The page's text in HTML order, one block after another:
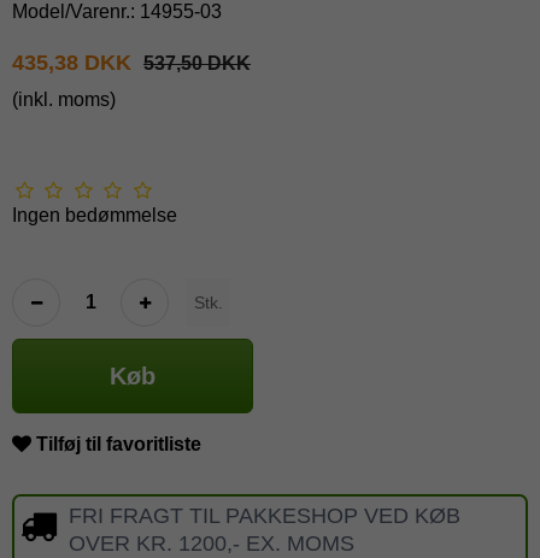
Model/Varenr.: 14955-03
435,38 DKK 537,50 DKK
(inkl. moms)
Ingen bedømmelse
Stk.
Køb
Tilføj til favoritliste
FRI FRAGT TIL PAKKESHOP VED KØB
OVER KR. 1200,- EX. MOMS